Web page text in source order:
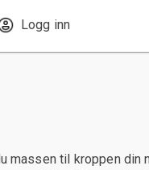
Logg inn
til kroppen din